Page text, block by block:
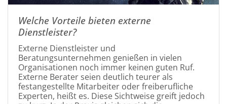
Welche Vorteile bieten externe
Dienstleister?
Externe Dienstleister und
Beratungsunternehmen genießen in vielen
Organisationen noch immer keinen guten Ruf.
Externe Berater seien deutlich teurer als
festangestellte Mitarbeiter oder freiberufliche
Experten, heißt es. Diese Sichtweise greift jedoch